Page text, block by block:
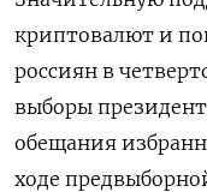
криптовалют и
россиян в
выборы
обещания
ходе